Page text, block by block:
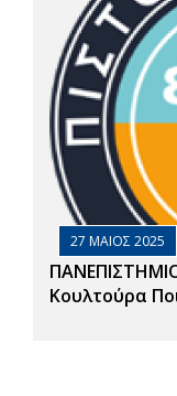
27 ΜΑΙΟΣ 2025
Κουλτούρα